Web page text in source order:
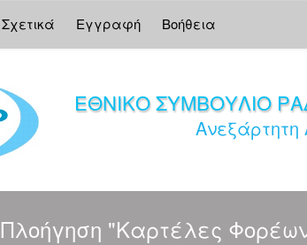
Σχετικά Εγγραφή Βοήθεια
ΕΘΝΙΚΟ ΣΥΜΒΟΥΛΙΟ
Ανεξάρτητη
Πλοήγηση "Καρτέλες